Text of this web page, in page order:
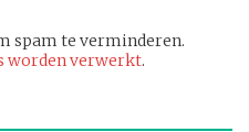
spam te verminderen.
worden verwerkt.